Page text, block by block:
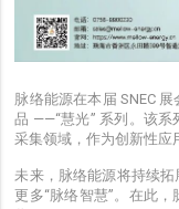
脉络能源在本届SNEC 展
品 ——“慧光” 系列。该系
采集领域，作为创新性应
未来，脉络能源将持续
更多“脉络智慧”。在此